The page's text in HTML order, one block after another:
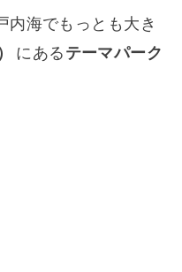
内海でもっとも大き
にある テーマパーク